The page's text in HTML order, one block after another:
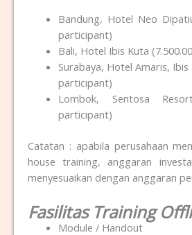
Bandung, Hotel Neo
participant)
Bali, Hotel Ibis Kuta
Surabaya, Hotel Amaris, Ibis
participant)
Lombok, Sentosa
participant)
Catatan : apabila perusahaan
house training, anggaran
menyesuaikan dengan anggaran
Fasilitas Training
Module / Handout